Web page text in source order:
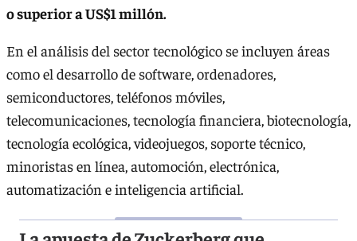
o superior a US$1 millón.
En el análisis del sector tecnológico se incluyen áreas
como el desarrollo de software, ordenadores,
semiconductores, teléfonos móviles,
telecomunicaciones, tecnología financiera, biotecnología,
tecnología ecológica, videojuegos, soporte técnico,
minoristas en línea, automoción, electrónica,
automatización e inteligencia artificial.